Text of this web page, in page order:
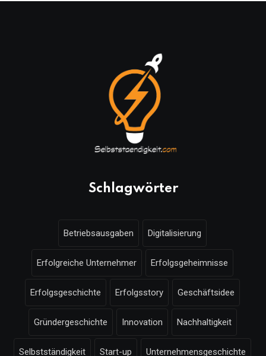
Schlagwörter
Betriebsausgaben Digitalisierung
Erfolgreiche Unternehmer Erfolgsgeheimnisse
Erfolgsgeschichte Erfolgsstory Geschäftsidee
Gründergeschichte Innovation Nachhaltigkeit
Selbstständigkeit Start-up Unternehmensgeschichte